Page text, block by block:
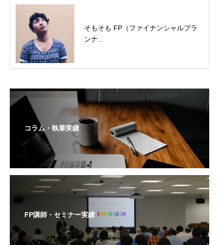
そもそも FP（ファイナンシャルプラ
ンナ...
コラム・執筆実績
FP講師・セミナー実績